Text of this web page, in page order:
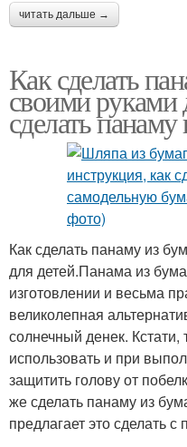
читать дальше →
Как сделать
своими руками
сделать
Как сделать панаму из
для детей.Панама из
изготовлении и весьма
великолепная
солнечный денек.
использовать и при
защитить голову от
же сделать панаму из
предлагает это сделать